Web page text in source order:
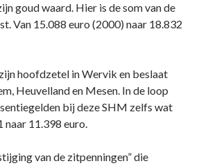
goud waard. Hier is de som van de
Van 15.088 euro (2000) naar 18.832
hoofdzetel in Wervik en beslaat
Heuvelland en Mesen. In de loop
bij deze SHM zelfs wat
naar 11.398 euro.
van de zitpenningen” die